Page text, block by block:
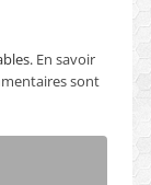
En savoir
sont